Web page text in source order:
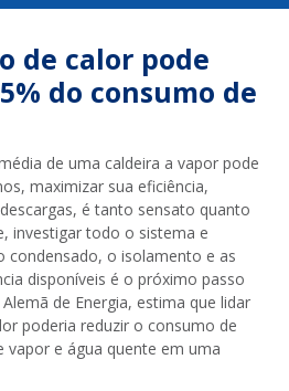
de calor pode
do consumo de
de uma caldeira a vapor pode
maximizar sua eficiência,
é tanto sensato quanto
investigar todo o sistema e
condensado, o isolamento e as
disponíveis é o próximo passo
de Energia, estima que lidar
poderia reduzir o consumo de
vapor e água quente em uma